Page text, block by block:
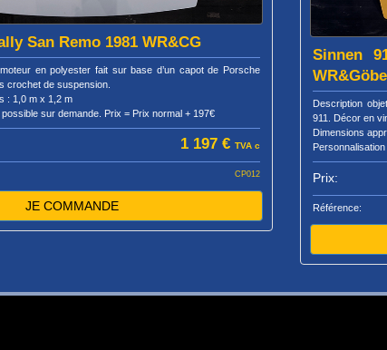
San Remo 1981 WR&CG
en polyester fait sur base d’un capot de Porsche
crochet de suspension.
: 1,0 m x 1,2 m
sur demande. Prix = Prix normal + 197€
1 197 €TVA c
CP012
JE COMMANDE
Sinnen
WR&Göbel
Description
911. Décor en
Dimensions
Prix:
Référence: